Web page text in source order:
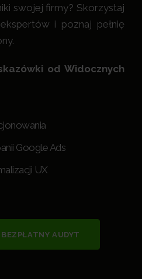
swojej firmy? Skorzystaj
i poznaj pełnię
od Widocznych
Google Ads
UX
AUDYT